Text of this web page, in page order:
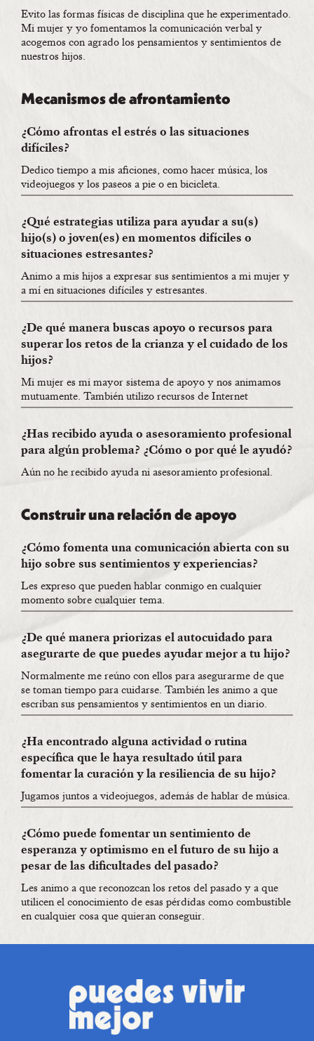
Evito las formas físicas de disciplina que he experimentado.
Mi mujer y yo fomentamos la comunicación verbal y
acogemos con agrado los pensamientos y sentimientos de
nuestros hijos.
Mecanismos de afrontamiento
¿Cómo afrontas el estrés o las situaciones
difíciles?
Dedico tiempo a mis aficiones, como hacer música, los
videojuegos y los paseos a pie o en bicicleta.
¿Qué estrategias utiliza para ayudar a su(s)
hijo(s) o joven(es) en momentos difíciles o
situaciones estresantes?
Animo a mis hijos a expresar sus sentimientos a mi mujer y
a mí en situaciones difíciles y estresantes.
¿De qué manera buscas apoyo o recursos para
superar los retos de la crianza y el cuidado de los
hijos?
Mi mujer es mi mayor sistema de apoyo y nos animamos
mutuamente. También utilizo recursos de Internet
¿Has recibido ayuda o asesoramiento profesional
para algún problema? ¿Cómo o por qué le ayudó?
Aún no he recibido ayuda ni asesoramiento profesional.
Construir una relación de apoyo
¿Cómo fomenta una comunicación abierta con su
hijo sobre sus sentimientos y experiencias?
Les expreso que pueden hablar conmigo en cualquier
momento sobre cualquier tema.
¿De qué manera priorizas el autocuidado para
asegurarte de que puedes ayudar mejor a tu hijo?
Normalmente me reúno con ellos para asegurarme de que
se toman tiempo para cuidarse. También les animo a que
escriban sus pensamientos y sentimientos en un diario.
¿Ha encontrado alguna actividad o rutina
específica que le haya resultado útil para
fomentar la curación y la resiliencia de su hijo?
Jugamos juntos a videojuegos, además de hablar de música.
¿Cómo puede fomentar un sentimiento de
esperanza y optimismo en el futuro de su hijo a
pesar de las dificultades del pasado?
Les animo a que reconozcan los retos del pasado y a que
utilicen el conocimiento de esas pérdidas como combustible
en cualquier cosa que quieran conseguir.